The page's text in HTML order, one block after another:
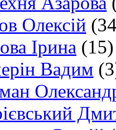
Олексій
Ірина (15)
Вадим